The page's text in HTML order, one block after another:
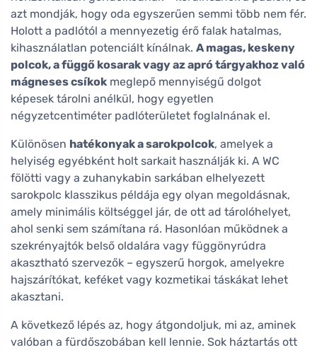
azt mondják, hogy oda egyszerűen semmi több nem fér.
Holott a padlótól a mennyezetig érő falak hatalmas,
kihasználatlan potenciált kínálnak. A magas, keskeny
polcok, a függő kosarak vagy az apró tárgyakhoz való
mágneses csíkok meglepő mennyiségű dolgot
képesek tárolni anélkül, hogy egyetlen
négyzetcentiméter padlóterületet foglalnának el.
Különösen hatékonyak a sarokpolcok, amelyek a
helyiség egyébként holt sarkait használják ki. A WC
fölötti vagy a zuhanykabin sarkában elhelyezett
sarokpolc klasszikus példája egy olyan megoldásnak,
amely minimális költséggel jár, de ott ad tárolóhelyet,
ahol senki sem számítana rá. Hasonlóan működnek a
szekrényajtók belső oldalára vagy függönyrúdra
akasztható szervezők – egyszerű horgok, amelyekre
hajszárítókat, keféket vagy kozmetikai táskákat lehet
akasztani.
A következő lépés az, hogy átgondoljuk, mi az, aminek
valóban a fürdőszobában kell lennie. Sok háztartás ott